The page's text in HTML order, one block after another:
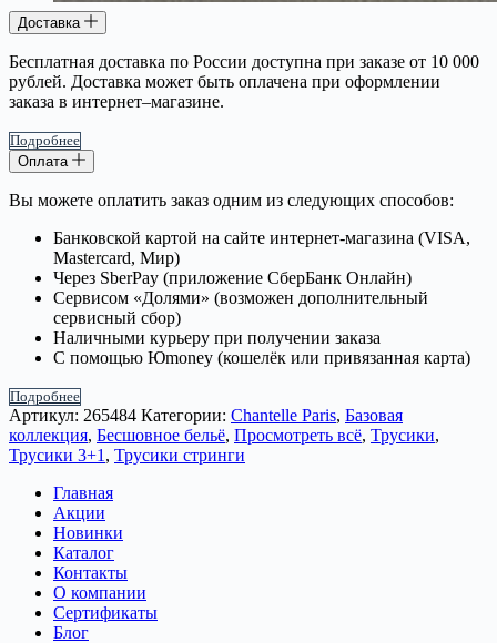
Доставка
Бесплатная доставка по России доступна при заказе от 10 000
рублей. Доставка может быть оплачена при оформлении
заказа в интернет–магазине.
Подробнее
Оплата
Вы можете оплатить заказ одним из следующих способов:
Банковской картой на сайте интернет-магазина (VISA,
Mastercard, Мир)
Через SberPay (приложение СберБанк Онлайн)
Сервисом «Долями» (возможен дополнительный
сервисный сбор)
Наличными курьеру при получении заказа
С помощью Юmoney (кошелёк или привязанная карта)
Подробнее
Артикул: 265484 Категории: Chantelle Paris, Базовая
коллекция, Бесшовное бельё, Просмотреть всё, Трусики,
Трусики 3+1 , Трусики стринги
Главная
Акции
Новинки
Каталог
Контакты
О компании
Сертификаты
Блог